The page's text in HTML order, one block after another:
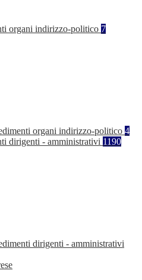
organi indirizzo-politico 7
organi indirizzo-politico 4
dirigenti - amministrativi 1190
dirigenti - amministrativi